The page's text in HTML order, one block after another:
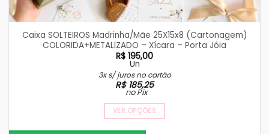
Caixa SOLTEIROS Madrinha/Mãe 25X15x8 (Cartonagem)
COLORIDA+METALIZADO – Xícara – Porta Jóia
R$ 195,00
Un
3x s/ juros no cartão
R$185,25
no Pix
VER OPÇÕES